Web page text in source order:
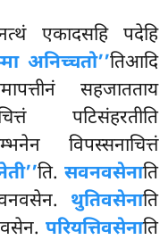
एकादसहि पदेहि
अनिच्चतो’’तिआदि
सहजातताय
पटिसंहरतीति
विपस्सनाचित्तं
ति. सवनवसेनाति
थुतिवसेनाति
परियत्तिवसेनाति